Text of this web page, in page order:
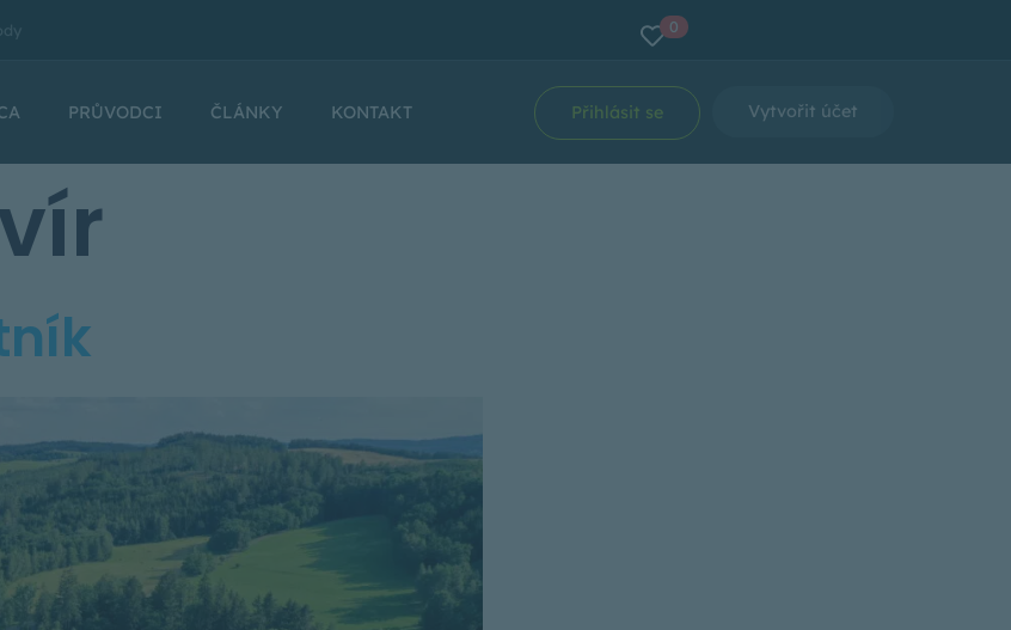
0
PRŮVODCI ČLÁNKY KONTAKT Přihlásit se Vytvořit účet